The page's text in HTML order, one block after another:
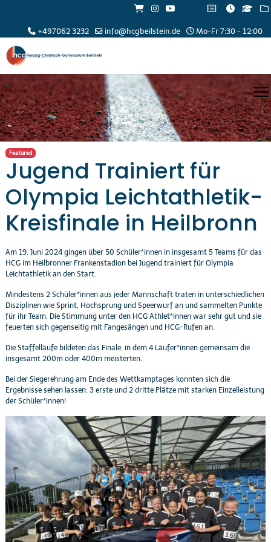
+497062 3232 info@hcgbeilstein.de Mo-Fr 7:30 - 12:00
Featured
Jugend Trainiert für
Olympia Leichtathletik-
Kreisfinale in Heilbronn
Am 19. Juni 2024 gingen über 50 Schüler*innen in insgesamt 5 Teams für das
HCG im Heilbronner Frankenstadion bei Jugend trainiert für Olympia
Leichtathletik an den Start.
Mindestens 2 Schüler*innen aus jeder Mannschaft traten in unterschiedlichen
Disziplinen wie Sprint, Hochsprung und Speerwurf an und sammelten Punkte
für ihr Team. Die Stimmung unter den HCG Athlet*innen war sehr gut und sie
feuerten sich gegenseitig mit Fangesängen und HCG-Rufen an.
Die Staffelläufe bildeten das Finale, in dem 4 Läufer*innen gemeinsam die
insgesamt 200m oder 400m meisterten.
Bei der Siegerehrung am Ende des Wettkamptages konnten sich die
Ergebnisse sehen lassen: 3 erste und 2 dritte Plätze mit starken Einzelleistung
der Schüler*innen!